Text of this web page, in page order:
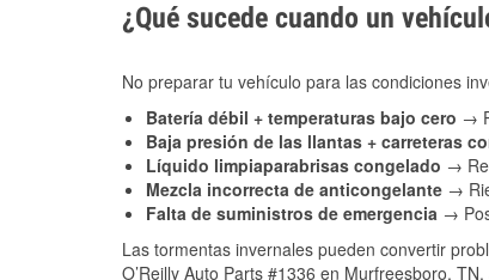
¿Qué sucede cuando un
No preparar tu vehículo para las condiciones
Batería débil + temperaturas bajo cero →
Baja presión de las llantas + carreteras
Líquido limpiaparabrisas congelado →
Mezcla incorrecta de anticongelante →
Falta de suministros de emergencia →
Las tormentas invernales pueden convertir
O’Reilly Auto Parts #1336 en Murfreesboro,